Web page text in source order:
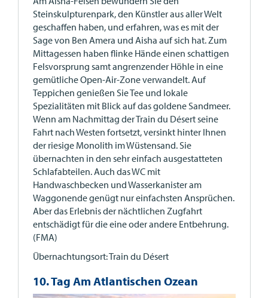
Steinskulpturenpark, den Künstler aus aller Welt
geschaffen haben, und erfahren, was es mit der
Sage von Ben Amera und Aisha auf sich hat. Zum
Mittagessen haben flinke Hände einen schattigen
Felsvorsprung samt angrenzender Höhle in eine
gemütliche Open-Air-Zone verwandelt. Auf
Teppichen genießen Sie Tee und lokale
Spezialitäten mit Blick auf das goldene Sandmeer.
Wenn am Nachmittag der Train du Désert seine
Fahrt nach Westen fortsetzt, versinkt hinter Ihnen
der riesige Monolith im Wüstensand. Sie
übernachten in den sehr einfach ausgestatteten
Schlafabteilen. Auch das WC mit
Handwaschbecken und Wasserkanister am
Waggonende genügt nur einfachsten Ansprüchen.
Aber das Erlebnis der nächtlichen Zugfahrt
entschädigt für die eine oder andere Entbehrung.
(FMA)
Übernachtungsort: Train du Désert
10. Tag Am Atlantischen Ozean